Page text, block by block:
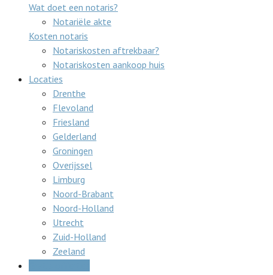
Wat doet een notaris?
Notariële akte
Kosten notaris
Notariskosten aftrekbaar?
Notariskosten aankoop huis
Locaties
Drenthe
Flevoland
Friesland
Gelderland
Groningen
Overijssel
Limburg
Noord-Brabant
Noord-Holland
Utrecht
Zuid-Holland
Zeeland